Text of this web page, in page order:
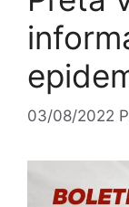
03/08/2022